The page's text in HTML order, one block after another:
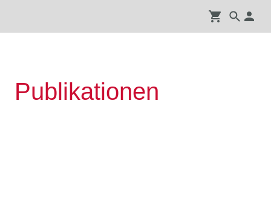
Publikationen